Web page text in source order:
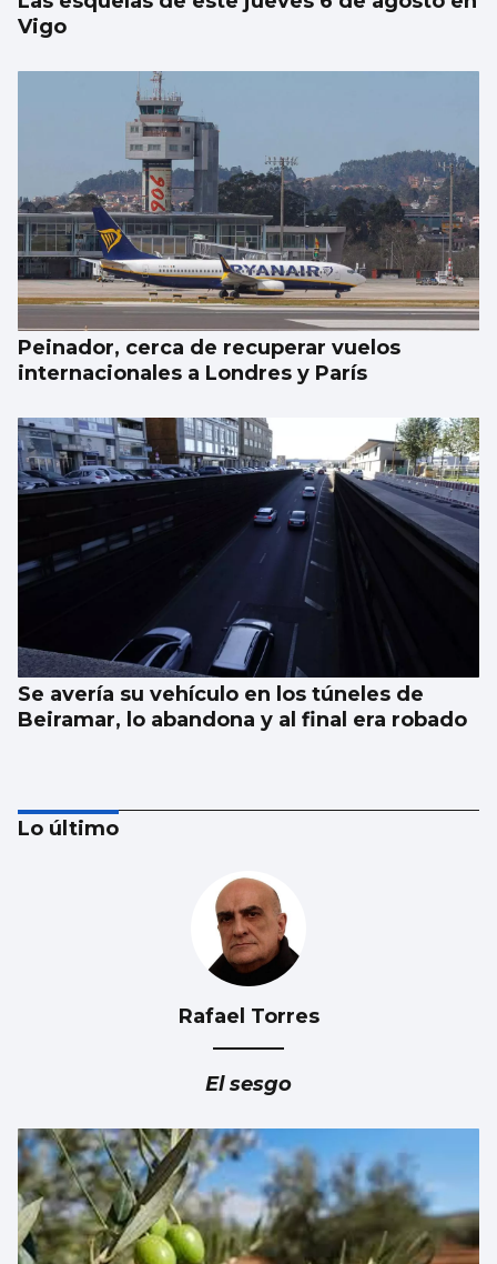
Vigo
Peinador, cerca de recuperar vuelos
internacionales a Londres y París
Se avería su vehículo en los túneles de
Beiramar, lo abandona y al final era robado
Lo último
Rafael Torres
El sesgo